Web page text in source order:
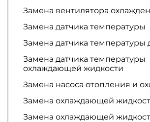
Замена вентилятора
Замена датчика температуры
Замена датчика температуры
Замена датчика температуры
охлаждающей жидкости
Замена насоса отопления и
Замена охлаждающей
Замена охлаждающей